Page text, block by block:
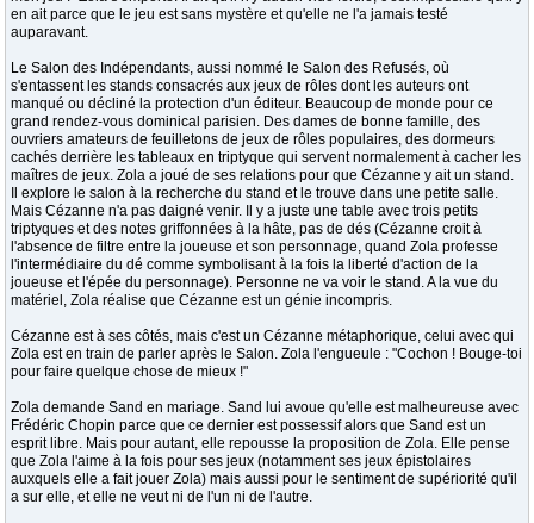
en ait parce que le jeu est sans mystère et qu'elle ne l'a jamais testé
auparavant.
Le Salon des Indépendants, aussi nommé le Salon des Refusés, où
s'entassent les stands consacrés aux jeux de rôles dont les auteurs ont
manqué ou décliné la protection d'un éditeur. Beaucoup de monde pour ce
grand rendez-vous dominical parisien. Des dames de bonne famille, des
ouvriers amateurs de feuilletons de jeux de rôles populaires, des dormeurs
cachés derrière les tableaux en triptyque qui servent normalement à cacher les
maîtres de jeux. Zola a joué de ses relations pour que Cézanne y ait un stand.
Il explore le salon à la recherche du stand et le trouve dans une petite salle.
Mais Cézanne n'a pas daigné venir. Il y a juste une table avec trois petits
triptyques et des notes griffonnées à la hâte, pas de dés (Cézanne croit à
l'absence de filtre entre la joueuse et son personnage, quand Zola professe
l'intermédiaire du dé comme symbolisant à la fois la liberté d'action de la
joueuse et l'épée du personnage). Personne ne va voir le stand. A la vue du
matériel, Zola réalise que Cézanne est un génie incompris.
Cézanne est à ses côtés, mais c'est un Cézanne métaphorique, celui avec qui
Zola est en train de parler après le Salon. Zola l'engueule : "Cochon ! Bouge-toi
pour faire quelque chose de mieux !"
Zola demande Sand en mariage. Sand lui avoue qu'elle est malheureuse avec
Frédéric Chopin parce que ce dernier est possessif alors que Sand est un
esprit libre. Mais pour autant, elle repousse la proposition de Zola. Elle pense
que Zola l'aime à la fois pour ses jeux (notamment ses jeux épistolaires
auxquels elle a fait jouer Zola) mais aussi pour le sentiment de supériorité qu'il
a sur elle, et elle ne veut ni de l'un ni de l'autre.